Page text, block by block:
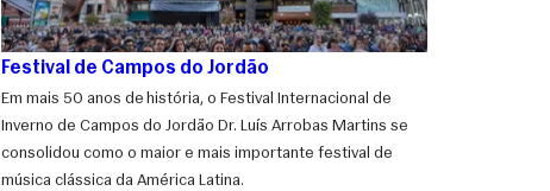
Festival de Campos do Jordão
Em mais 50 anos de história, o Festival Internacional de
Inverno de Campos do Jordão Dr. Luís Arrobas Martins se
consolidou como o maior e mais importante festival de
música clássica da América Latina.